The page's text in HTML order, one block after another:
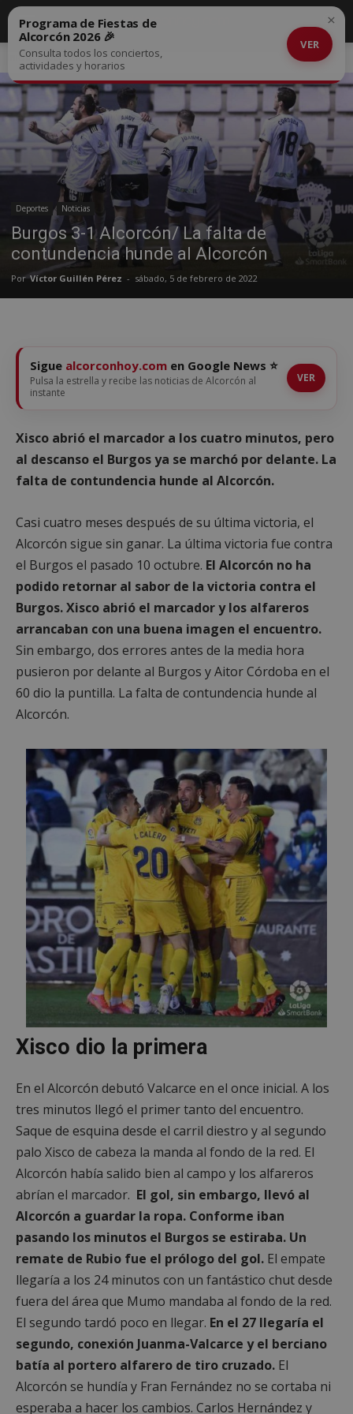
Inicio Deportes
Deportes Noticias
Burgos 3-1 Alcorcón/ La falta de
contundencia hunde al Alcorcón
Por Víctor Guillén Pérez - sábado, 5 de febrero de 2022
Programa de Fiestas de
Alcorcón 2026 🎉
Consulta todos los conciertos,
actividades y horarios
VER
×
Sigue alcorconhoy.com en Google News ⭐
Pulsa la estrella y recibe las noticias de Alcorcón al
instante
VER
Xisco abrió el marcador a los cuatro minutos, pero
al descanso el Burgos ya se marchó por delante. La
falta de contundencia hunde al Alcorcón.
Casi cuatro meses después de su última victoria, el
Alcorcón sigue sin ganar. La última victoria fue contra
el Burgos el pasado 10 octubre. El Alcorcón no ha
podido retornar al sabor de la victoria contra el
Burgos. Xisco abrió el marcador y los alfareros
arrancaban con una buena imagen el encuentro.
Sin embargo, dos errores antes de la media hora
pusieron por delante al Burgos y Aitor Córdoba en el
60 dio la puntilla. La falta de contundencia hunde al
Alcorcón.
Xisco dio la primera
En el Alcorcón debutó Valcarce en el once inicial. A los
tres minutos llegó el primer tanto del encuentro.
Saque de esquina desde el carril diestro y al segundo
palo Xisco de cabeza la manda al fondo de la red. El
Alcorcón había salido bien al campo y los alfareros
abrían el marcador. El gol, sin embargo, llevó al
Alcorcón a guardar la ropa. Conforme iban
pasando los minutos el Burgos se estiraba. Un
remate de Rubio fue el prólogo del gol. El empate
llegaría a los 24 minutos con un fantástico chut desde
fuera del área que Mumo mandaba al fondo de la red.
El segundo tardó poco en llegar. En el 27 llegaría el
segundo, conexión Juanma-Valcarce y el berciano
batía al portero alfarero de tiro cruzado. El
Alcorcón se hundía y Fran Fernández no se cortaba ni
esperaba a hacer los cambios. Carlos Hernández y